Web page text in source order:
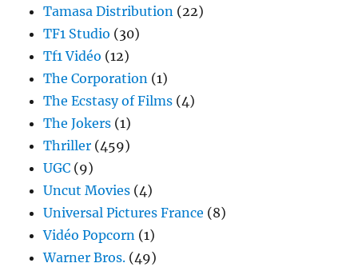
Tamasa Distribution (22)
TF1 Studio (30)
Tf1 Vidéo (12)
The Corporation (1)
The Ecstasy of Films (4)
The Jokers (1)
Thriller (459)
UGC (9)
Uncut Movies (4)
Universal Pictures France (8)
Vidéo Popcorn (1)
Warner Bros. (49)